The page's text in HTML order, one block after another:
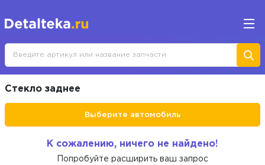
Стекло заднее
Выберите автомобиль
К сожалению, ничего не найдено!
Попробуйте расширить ваш запрос